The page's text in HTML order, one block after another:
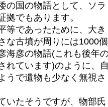
の国の物語として、ソラ
拠でもあります。
等であったために、大き
な古墳が周りには1000個
海彦の物語(これも後年
れています)のように、
うで遺物も少なく無視さ
いたそうですが、物部氏